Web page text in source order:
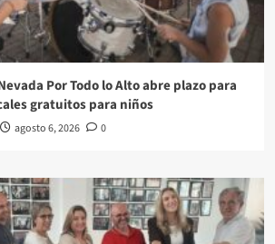
Por Todo lo Alto abre plazo para
gratuitos para niños
agosto 6, 2026 0